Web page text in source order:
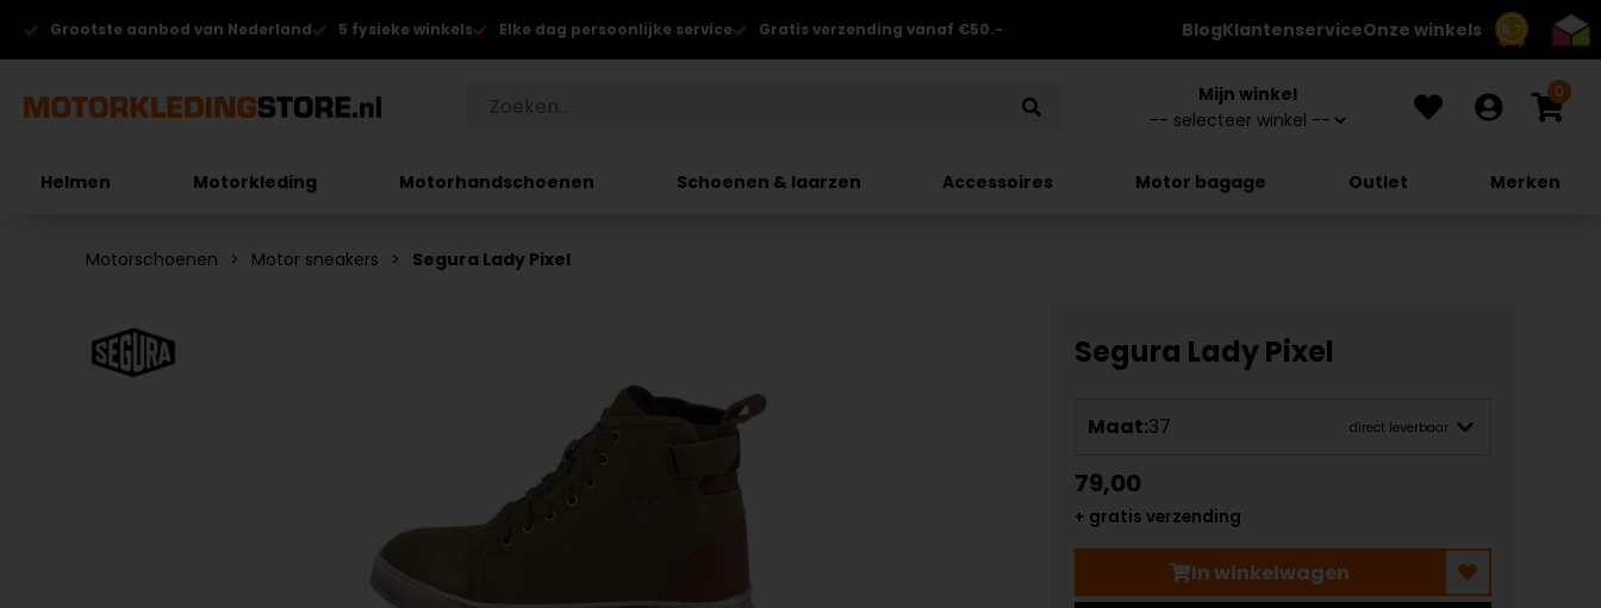
8.7
Grootste aanbod van Nederland 5 fysieke winkels Elke dag persoonlijke service Gratis verzending vanaf €50.- BlogKlantenserviceOnze winkels
Mijn winkel 0
Helmen Motorkleding Motorhandschoenen Schoenen & laarzen Accessoires Motor bagage Outlet Merken
Motorschoenen Motor sneakers Segura Lady Pixel
Segura Lady Pixel
Maat:37 direct leverbaar
79,00
+ gratis verzending
In winkelwagen